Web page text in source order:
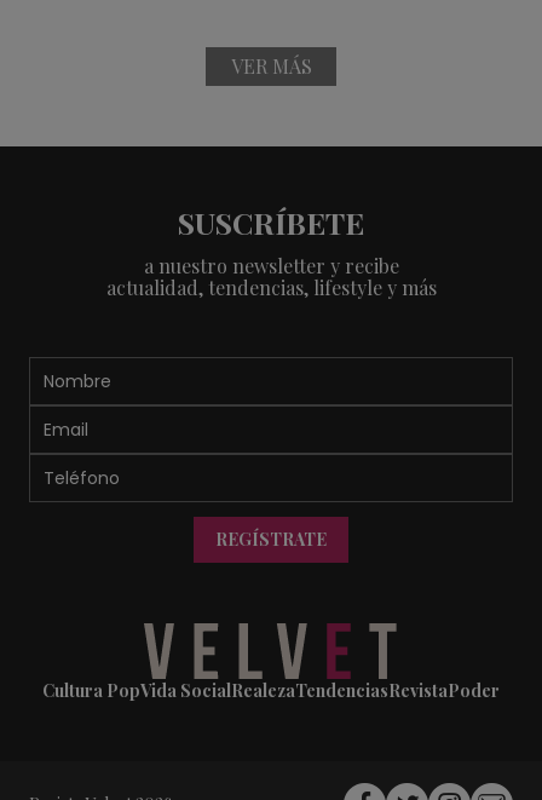
VER MÁS
SUSCRÍBETE
a nuestro newsletter y recibe
actualidad, tendencias, lifestyle y más
REGÍSTRATE
Cultura PopVida SocialRealezaTendenciasRevistaPoder